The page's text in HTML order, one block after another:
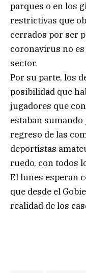
parques o en los
restrictivas que
cerrados por ser
coronavirus no
sector.
Por su parte, los
posibilidad que
jugadores que
estaban
regreso de las
deportistas
ruedo, con todos
El lunes esperan
que desde el
realidad de los